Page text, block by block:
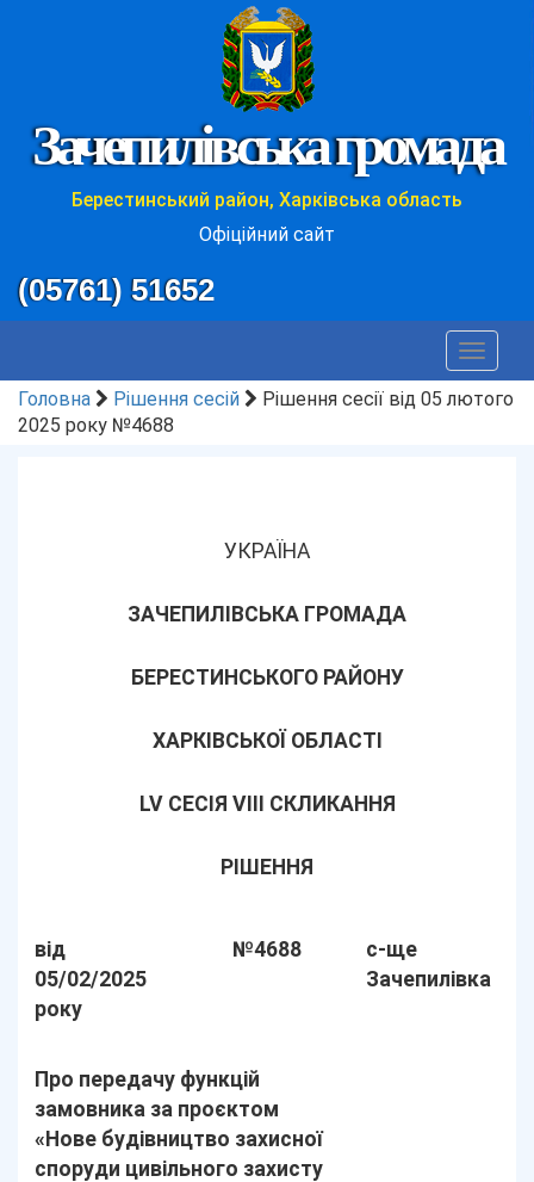
Зачепилівська громада
Берестинський район, Харківська область
Офіційний сайт
(05761) 51652
Toggle
Головна
Рішення сесій
Рішення сесії від 05 лютого
2025 року №4688
УКРАЇНА
ЗАЧЕПИЛІВСЬКА ГРОМАДА
БЕРЕСТИНСЬКОГО РАЙОНУ
ХАРКІВСЬКОЇ ОБЛАСТІ
LV СЕСІЯ VIII СКЛИКАННЯ
РІШЕННЯ
від
05/02/2025
року
№4688
с-ще
Зачепилівка
Про передачу функцій
замовника за проєктом
«Нове будівництво захисної
споруди цивільного захисту